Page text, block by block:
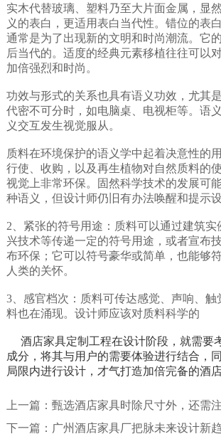
实木代替玻璃、塑料乃至大片面金属，显
义的表白，更适用表白当代性。错位的表
通常是为了出现新的文明和时尚潮流。它
后当代的。适度的经典元素移植往往可以
加倍强烈和时尚。
功效与形式的关系也具有语义功效，尤其
代密不可分时，如电脑桌、电视柜等。语
义交互发生视觉服从。
质料在环境保护的语义学中起着决意性的
行使、收购，以及再生植物对自然质料的
视觉上非常环保。固然科学技术的发展可
种语义，但设计师仍旧有办法唤醒和提示设
2、紧张的符号用途：质料可以通过建筑
兴技术等传递一定的符号用途，或者宣布
布环保；它可以符号豪华或简单，也能够
人类的关怀。
3、感官档次：质料可传达感觉、声响、触
料也在涌现。设计师应该对质料科学的
酒店家具定制工程在设计阶段，就需要
成分，将其与用户的需要体验进行结合，
局限内进行设计，才气打造加倍完备的酒店
上一篇： 甄选酒店家具时除尺寸外，还需
下一篇： 广州酒店家具厂把脉未来设计新